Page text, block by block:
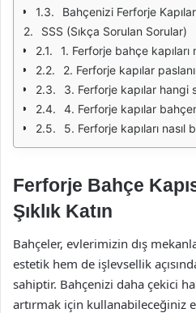
Bahçenizi Ferforje
SSS (Sıkça Sorulan Sorular)
1. Ferforje bahçe
2. Ferforje kapılar
3. Ferforje kapılar
4. Ferforje kapılar
5. Ferforje kapıları nasıl
Ferforje Bahçe
Şıklık Katın
Bahçeler, evlerimizin dış
estetik hem de işlevsellik
sahiptir. Bahçenizi daha çekici
artırmak için kullanabileceğiniz